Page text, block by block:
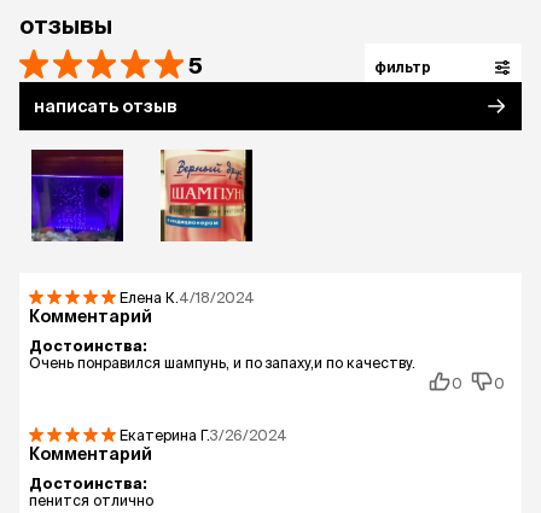
отзывы
5 фильтр
написать отзыв
Елена К. 4/18/2024
Комментарий
Достоинства:
Очень понравился шампунь, и по запаху,и по качеству.
0
0
Екатерина Г.3/26/2024
Комментарий
Достоинства:
пенится отлично